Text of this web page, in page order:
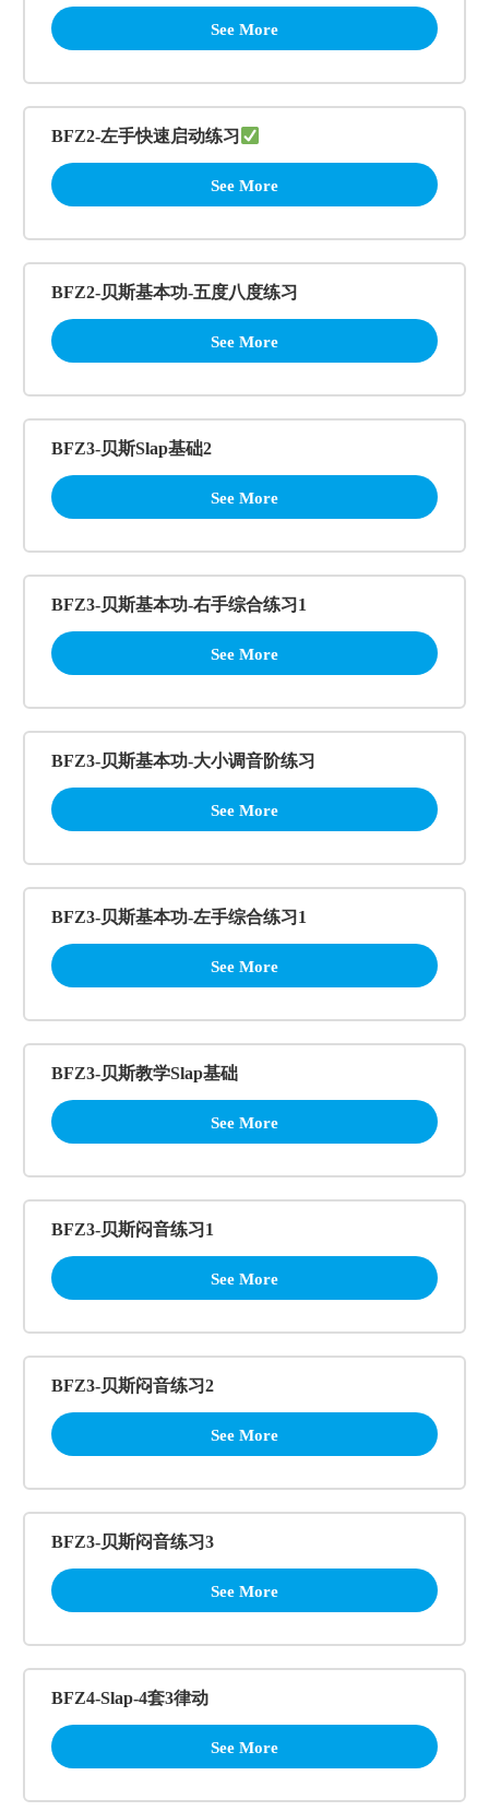
See More
BFZ2-左手快速启动练习
See More
BFZ2-贝斯基本功-五度八度练习
See More
BFZ3-贝斯Slap基础2
See More
BFZ3-贝斯基本功-右手综合练习1
See More
BFZ3-贝斯基本功-大小调音阶练习
See More
BFZ3-贝斯基本功-左手综合练习1
See More
BFZ3-贝斯教学Slap基础
See More
BFZ3-贝斯闷音练习1
See More
BFZ3-贝斯闷音练习2
See More
BFZ3-贝斯闷音练习3
See More
BFZ4-Slap-4套3律动
See More